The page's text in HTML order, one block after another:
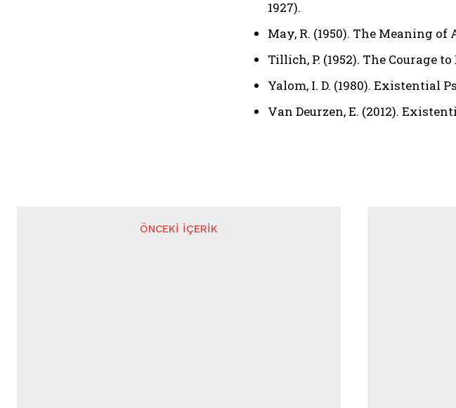
1927).
May, R. (1950). The Meaning
Tillich, P. (1952). The Courage
Yalom, I. D. (1980). Existential
Van Deurzen, E. (2012).
ÖNCEKI İÇERIK